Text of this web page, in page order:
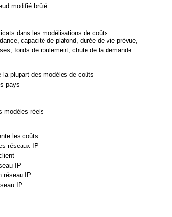
modifié brûlé
dans les modélisations de coûts
capacité de plafond, durée de vie prévue,
fonds de roulement, chute de la demande
la plupart des modèles de coûts
pays
modèles réels
les coûts
réseaux IP
IP
réseau IP
IP